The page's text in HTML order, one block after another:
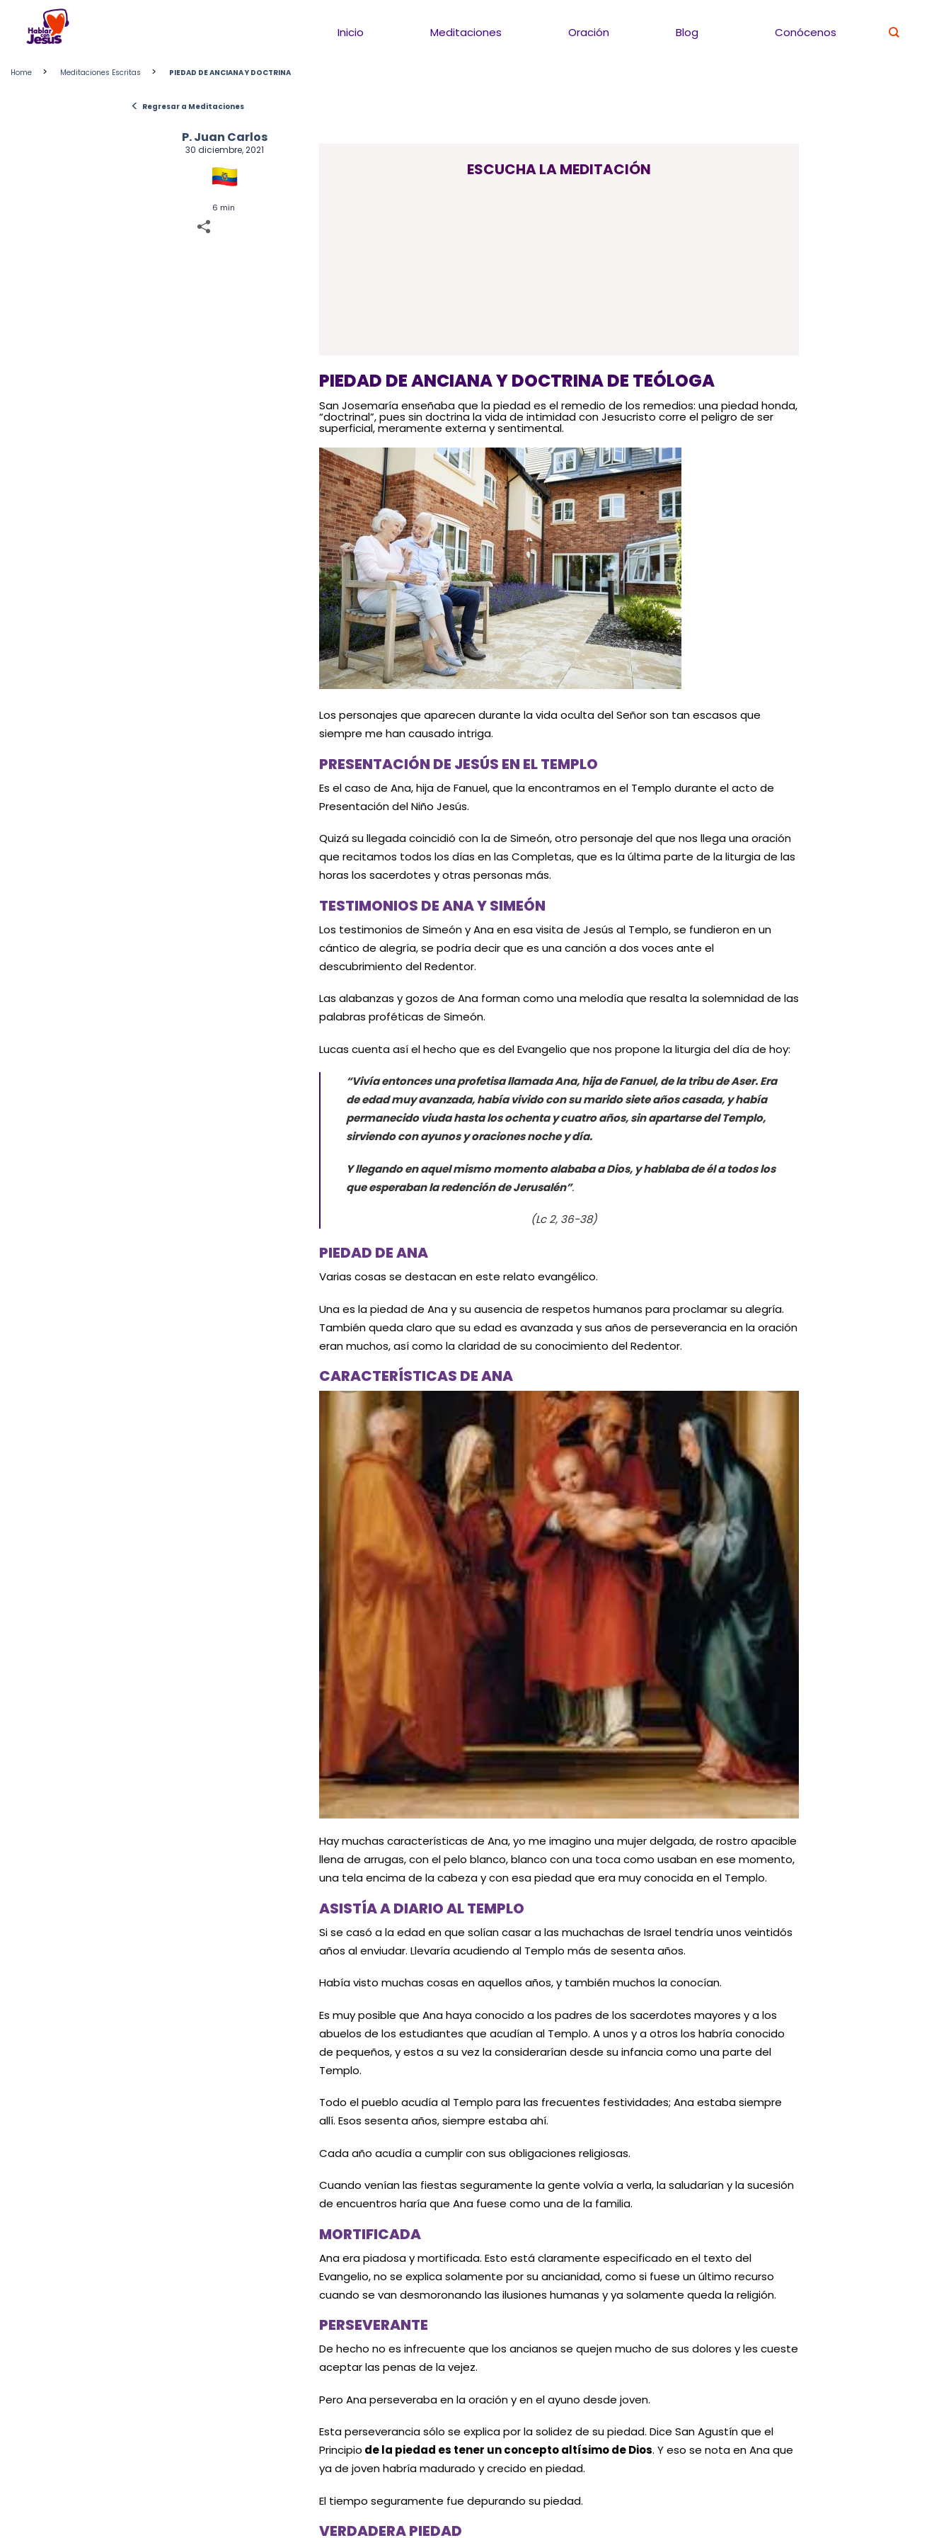
content
Inicio Meditaciones Oración Blog Conócenos
Home > Meditaciones Escritas > PIEDAD DE ANCIANA Y DOCTRINA
< Regresar a Meditaciones
P. Juan Carlos
30 diciembre, 2021
6 min
ESCUCHA LA MEDITACIÓN
PIEDAD DE ANCIANA Y DOCTRINA DE TEÓLOGA
San Josemaría enseñaba que la piedad es el remedio de los remedios: una piedad honda,
“doctrinal”, pues sin doctrina la vida de intimidad con Jesucristo corre el peligro de ser
superficial, meramente externa y sentimental.
Los personajes que aparecen durante la vida oculta del Señor son tan escasos que
siempre me han causado intriga.
PRESENTACIÓN DE JESÚS EN EL TEMPLO
Es el caso de Ana, hija de Fanuel, que la encontramos en el Templo durante el acto de
Presentación del Niño Jesús.
Quizá su llegada coincidió con la de Simeón, otro personaje del que nos llega una oración
que recitamos todos los días en las Completas, que es la última parte de la liturgia de las
horas los sacerdotes y otras personas más.
TESTIMONIOS DE ANA Y SIMEÓN
Los testimonios de Simeón y Ana en esa visita de Jesús al Templo, se fundieron en un
cántico de alegría, se podría decir que es una canción a dos voces ante el
descubrimiento del Redentor.
Las alabanzas y gozos de Ana forman como una melodía que resalta la solemnidad de las
palabras proféticas de Simeón.
Lucas cuenta así el hecho que es del Evangelio que nos propone la liturgia del día de hoy:
“Vivía entonces una profetisa llamada Ana, hija de Fanuel, de la tribu de Aser. Era
de edad muy avanzada, había vivido con su marido siete años casada, y había
permanecido viuda hasta los ochenta y cuatro años, sin apartarse del Templo,
sirviendo con ayunos y oraciones noche y día.
Y llegando en aquel mismo momento alababa a Dios, y hablaba de él a todos los
que esperaban la redención de Jerusalén”.
(Lc 2, 36-38)
PIEDAD DE ANA
Varias cosas se destacan en este relato evangélico.
Una es la piedad de Ana y su ausencia de respetos humanos para proclamar su alegría.
También queda claro que su edad es avanzada y sus años de perseverancia en la oración
eran muchos, así como la claridad de su conocimiento del Redentor.
CARACTERÍSTICAS DE ANA
Hay muchas características de Ana, yo me imagino una mujer delgada, de rostro apacible
llena de arrugas, con el pelo blanco, blanco con una toca como usaban en ese momento,
una tela encima de la cabeza y con esa piedad que era muy conocida en el Templo.
ASISTÍA A DIARIO AL TEMPLO
Si se casó a la edad en que solían casar a las muchachas de Israel tendría unos veintidós
años al enviudar. Llevaría acudiendo al Templo más de sesenta años.
Había visto muchas cosas en aquellos años, y también muchos la conocían.
Es muy posible que Ana haya conocido a los padres de los sacerdotes mayores y a los
abuelos de los estudiantes que acudían al Templo. A unos y a otros los habría conocido
de pequeños, y estos a su vez la considerarían desde su infancia como una parte del
Templo.
Todo el pueblo acudía al Templo para las frecuentes festividades; Ana estaba siempre
allí. Esos sesenta años, siempre estaba ahí.
Cada año acudía a cumplir con sus obligaciones religiosas.
Cuando venían las fiestas seguramente la gente volvía a verla, la saludarían y la sucesión
de encuentros haría que Ana fuese como una de la familia.
MORTIFICADA
Ana era piadosa y mortificada. Esto está claramente especificado en el texto del
Evangelio, no se explica solamente por su ancianidad, como si fuese un último recurso
cuando se van desmoronando las ilusiones humanas y ya solamente queda la religión.
PERSEVERANTE
De hecho no es infrecuente que los ancianos se quejen mucho de sus dolores y les cueste
aceptar las penas de la vejez.
Pero Ana perseveraba en la oración y en el ayuno desde joven.
Esta perseverancia sólo se explica por la solidez de su piedad. Dice San Agustín que el
Principio de la piedad es tener un concepto altísimo de Dios. Y eso se nota en Ana que
ya de joven habría madurado y crecido en piedad.
El tiempo seguramente fue depurando su piedad.
VERDADERA PIEDAD